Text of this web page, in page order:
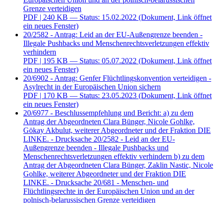
Grenze verteidigen
PDF | 240 KB — Status: 15.02.2022 (Dokument, Link öffnet
ein neues Fenster)
20/2582 - Antrag: Leid an der EU-Außengrenze beenden -
Illegale Pushbacks und Menschenrechtsverletzungen effektiv
verhindern
PDF | 195 KB — Status: 05.07.2022 (Dokument, Link öffnet
ein neues Fenster)
20/6902 - Antrag: Genfer Flüchtlingskonvention verteidigen -
Asylrecht in der Europäischen Union sichern
PDF | 170 KB — Status: 23.05.2023 (Dokument, Link öffnet
ein neues Fenster)
20/6977 - Beschlussempfehlung und Bericht: a) zu dem
Antrag der Abgeordneten Clara Bünger, Nicole Gohlke,
Gökay Akbulut, weiterer Abgeordneter und der Fraktion DIE
LINKE. - Drucksache 20/2582 - Leid an der EU-
Außengrenze beenden - Illegale Pushbacks und
Menschenrechtsverletzungen effektiv verhindern b) zu dem
Antrag der Abgeordneten Clara Bünger, Zaklin Nastic, Nicole
Gohlke, weiterer Abgeordneter und der Fraktion DIE
LINKE. - Drucksache 20/681 - Menschen- und
Flüchtlingsrechte in der Europäischen Union und an der
polnisch-belarussischen Grenze verteidigen